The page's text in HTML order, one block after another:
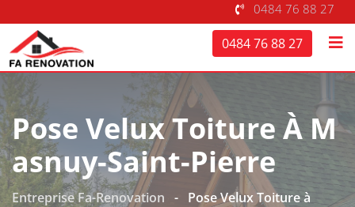
0484 76 88 27
0484 76 88 27
Pose Velux Toiture À M
Asnuy-Saint-Pierre
Entreprise Fa-Renovation - Pose Velux Toiture à